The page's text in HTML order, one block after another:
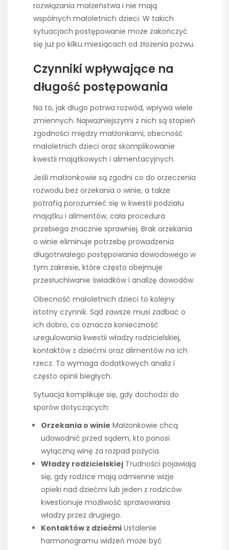
rozwiązania małżeństwa i nie mają
wspólnych małoletnich dzieci. W takich
sytuacjach postępowanie może zakończyć
się już po kilku miesiącach od złożenia pozwu.
Czynniki wpływające na
długość postępowania
Na to, jak długo potrwa rozwód, wpływa wiele
zmiennych. Najważniejszymi z nich są stopień
zgodności między małżonkami, obecność
małoletnich dzieci oraz skomplikowanie
kwestii majątkowych i alimentacyjnych.
Jeśli małżonkowie są zgodni co do orzeczenia
rozwodu bez orzekania o winie, a także
potrafią porozumieć się w kwestii podziału
majątku i alimentów, cała procedura
przebiega znacznie sprawniej. Brak orzekania
o winie eliminuje potrzebę prowadzenia
długotrwałego postępowania dowodowego w
tym zakresie, które często obejmuje
przesłuchiwanie świadków i analizę dowodów.
Obecność małoletnich dzieci to kolejny
istotny czynnik. Sąd zawsze musi zadbać o
ich dobro, co oznacza konieczność
uregulowania kwestii władzy rodzicielskiej,
kontaktów z dziećmi oraz alimentów na ich
rzecz. To wymaga dodatkowych analiz i
często opinii biegłych.
Sytuacja komplikuje się, gdy dochodzi do
sporów dotyczących:
Orzekania o winie Małżonkowie chcą
udowodnić przed sądem, kto ponosi
wyłączną winę za rozpad pożycia.
Władzy rodzicielskiej Trudności pojawiają
się, gdy rodzice mają odmienne wizje
opieki nad dziećmi lub jeden z rodziców
kwestionuje możliwość sprawowania
władzy przez drugiego.
Kontaktów z dziećmi Ustalenie
harmonogramu widzeń może być